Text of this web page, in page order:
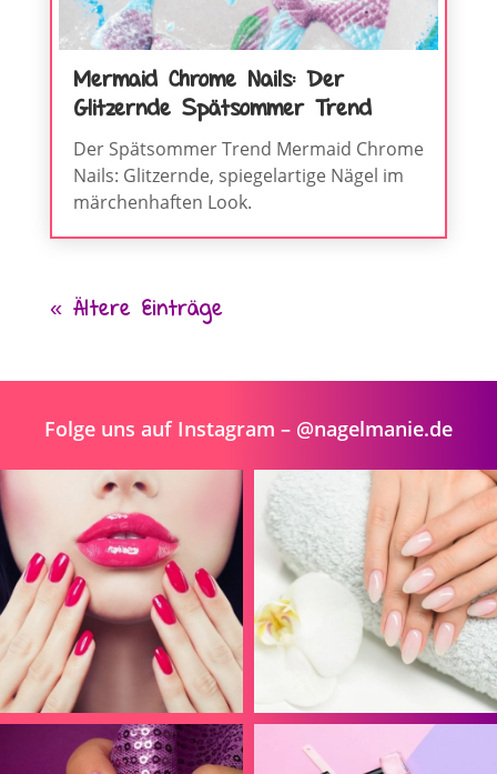
Mermaid Chrome Nails: Der
Glitzernde Spätsommer Trend
Der Spätsommer Trend Mermaid Chrome
Nails: Glitzernde, spiegelartige Nägel im
märchenhaften Look.
« Ältere Einträge
Folge uns auf Instagram – @nagelmanie.de